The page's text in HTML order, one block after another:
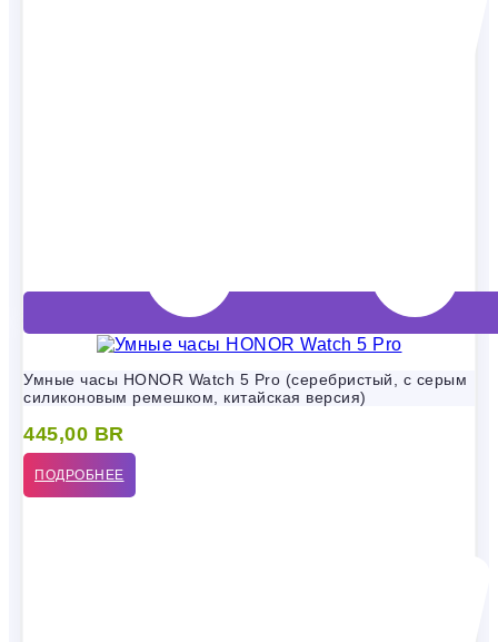
Умные часы HONOR Watch 5 Pro (серебристый, с серым
силиконовым ремешком, китайская версия)
445,00 BR
ПОДРОБНЕЕ